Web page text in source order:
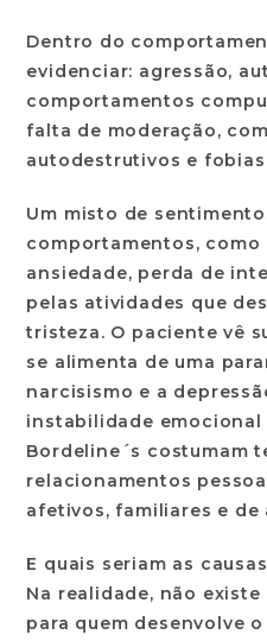
Dentro do
evidenciar: agressão,
comportamentos
falta de moderação,
autodestrutivos e fobias
Um misto de
comportamentos, como
ansiedade, perda de
pelas atividades que
tristeza. O paciente vê
se alimenta de uma
narcisismo e a
instabilidade emocional
Bordeline´s costumam
relacionamentos
afetivos, familiares e de
E quais seriam as
Na realidade, não
para quem desenvolve